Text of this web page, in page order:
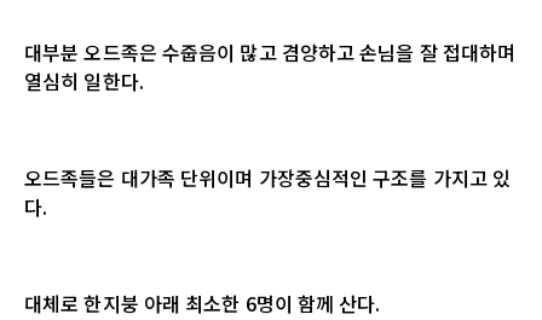
대부분 오드족은 수줍음이 많고 겸양하고 손님을 잘 접대하며
열심히 일한다.
오드족들은 대가족 단위이며 가장중심적인 구조를 가지고 있
다.
대체로 한지붕 아래 최소한 6명이 함께 산다.